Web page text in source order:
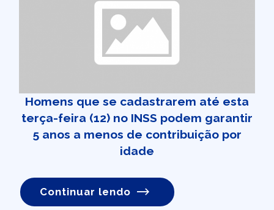
Homens que se cadastrarem até esta
terça-feira (12) no INSS podem garantir
5 anos a menos de contribuição por
idade
Continuar lendo